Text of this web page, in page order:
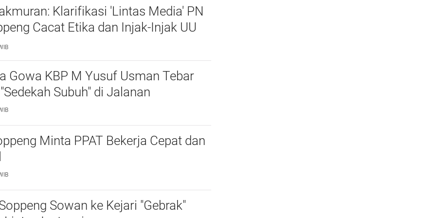
Klarifikasi 'Lintas Media' PN
Cacat Etika dan Injak-Injak UU
Gowa KBP M Yusuf Usman Tebar
Subuh" di Jalanan
Minta PPAT Bekerja Cepat dan
Sowan ke Kejari "Gebrak"